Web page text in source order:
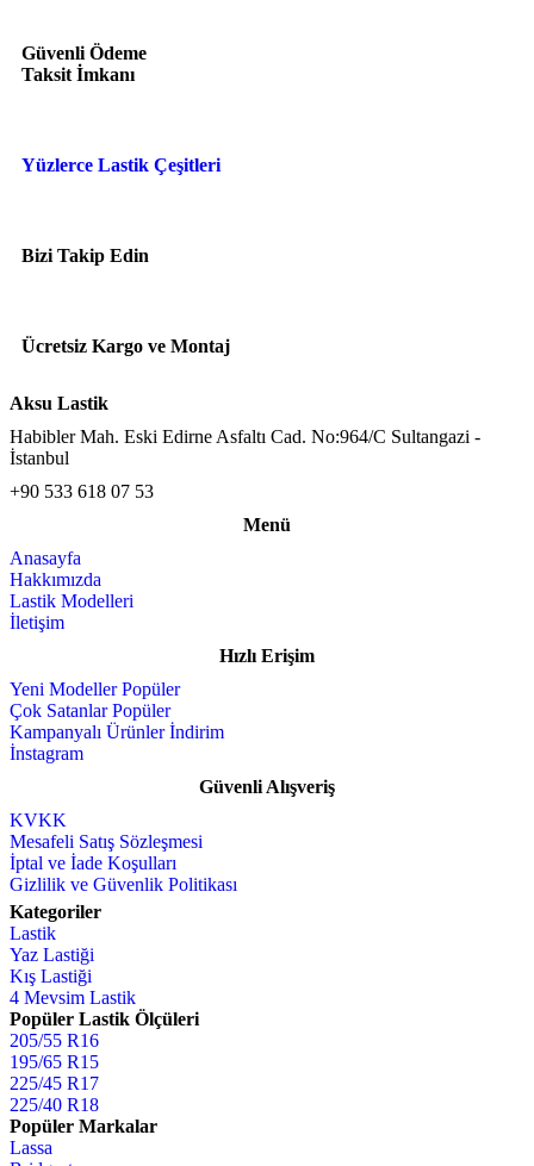
Güvenli Ödeme
Taksit İmkanı
Yüzlerce Lastik Çeşitleri
Bizi Takip Edin
Ücretsiz Kargo ve Montaj
Aksu Lastik
Habibler Mah. Eski Edirne Asfaltı Cad. No:964/C Sultangazi -
İstanbul
+90 533 618 07 53
Menü
Anasayfa
Hakkımızda
Lastik Modelleri
İletişim
Hızlı Erişim
Yeni Modeller
Çok Satanlar
Kampanyalı Ürünler
İnstagram
Güvenli Alışveriş
KVKK
Mesafeli Satış Sözleşmesi
İptal ve İade Koşulları
Gizlilik ve Güvenlik Politikası
Kategoriler
Lastik
Yaz Lastiği
Kış Lastiği
4 Mevsim Lastik
Popüler Lastik Ölçüleri
205/55 R16
195/65 R15
225/45 R17
225/40 R18
Popüler Markalar
Lassa